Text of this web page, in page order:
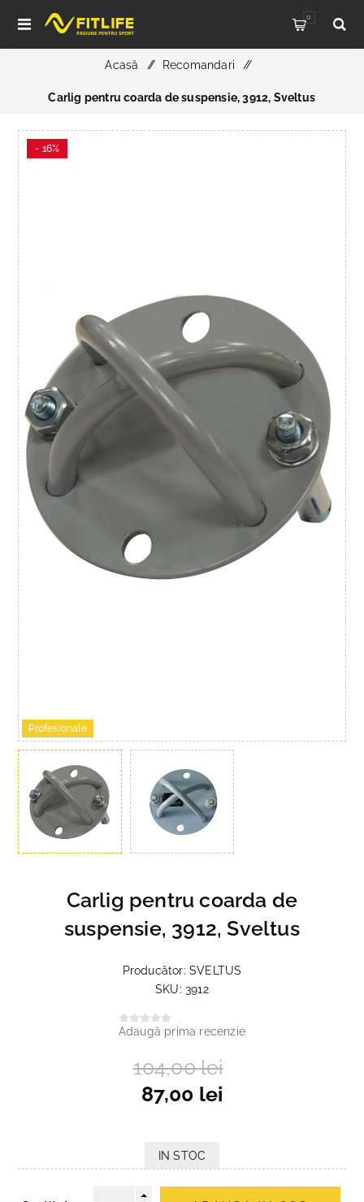
0
Acasă / Recomandari /
Carlig pentru coarda de suspensie, 3912, Sveltus
- 16%
Profesionale
Carlig pentru coarda de
suspensie, 3912, Sveltus
Producător: SVELTUS
SKU: 3912
Adaugă prima recenzie
104,00 lei
87,00 lei
IN STOC